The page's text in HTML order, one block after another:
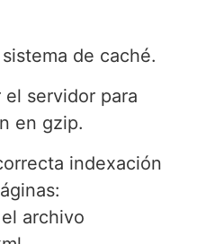
de caché.
el servidor para
en gzip.
indexación
archivo